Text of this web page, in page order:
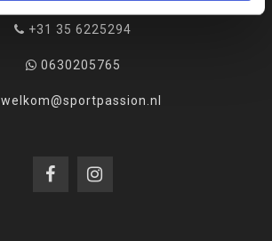
+31 35 6225294
0630205765
welkom@sportpassion.nl